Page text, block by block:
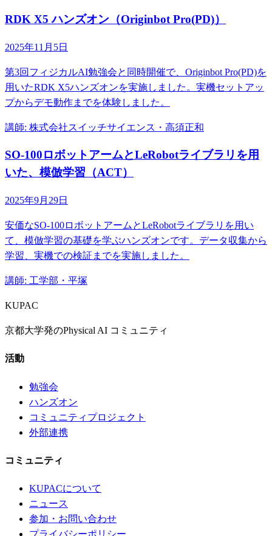
RDK X5 ハンズオン（Originbot Pro(PD)）
2025年11月5日
第3回フィジカルAI勉強会と同時開催で、Originbot Pro(PD)を
用いたRDK X5ハンズオンを実施しました。実機セットアッ
プからデモ動作までを体験しました。
講師: 株式会社スイッチサイエンス・高須正和
SO-100ロボットアームとLeRobotライブラリを用
いた、模倣学習（ACT）
2025年9月29日
安価なSO-100ロボットアームとLeRobotライブラリを用い
て、模倣学習の基礎を学ぶハンズオンです。データ収集から
学習、実機での検証までを実施しました。
講師: 工学部・平塚
KUPAC
京都大学発のPhysical AI コミュニティ
活動
勉強会
ハンズオン
コミュニティプロジェクト
外部連携
コミュニティ
KUPACについて
ニュース
参加・お問い合わせ